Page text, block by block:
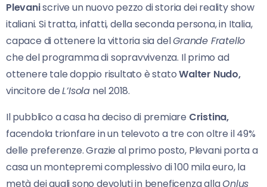
Plevaniscrive un nuovo pezzo di storia dei reality show
italiani. Si tratta, infatti, della seconda persona, in Italia,
capace di ottenere la vittoria sia delGrande Fratello
che del programma di sopravvivenza. Il primo ad
ottenere tale doppio risultato è statoWalter Nudo,
vincitore deL’Isola nel 2018.
Il pubblico a casa ha deciso di premiare Cristina,
facendola trionfare in un televoto a tre con oltre il 49%
delle preferenze. Grazie al primo posto, Plevani porta a
casa un montepremi complessivo di 100 mila euro, la
metà dei quali sono devoluti in beneficenza allaOnlus